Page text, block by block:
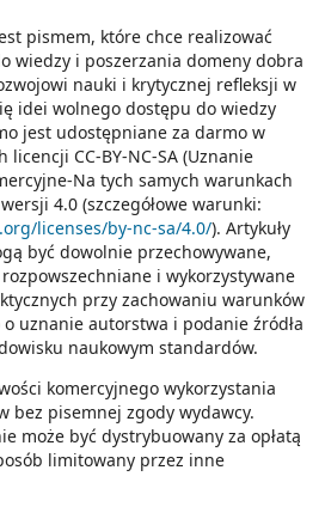
pismem, które chce realizować
wiedzy i poszerzania domeny dobra
nauki i krytycznej refleksji w
idei wolnego dostępu do wiedzy
jest udostępniane za darmo w
CC-BY-NC-SA (Uznanie
Na tych samych warunkach
4.0 (szczegółowe warunki:
licenses/by-nc-sa/4.0/). Artykuły
być dowolnie przechowywane,
i wykorzystywane
przy zachowaniu warunków
uznanie autorstwa i podanie źródła
naukowym standardów.
komercyjnego wykorzystania
bez pisemnej zgody wydawcy.
może być dystrybuowany za opłatą
limitowany przez inne